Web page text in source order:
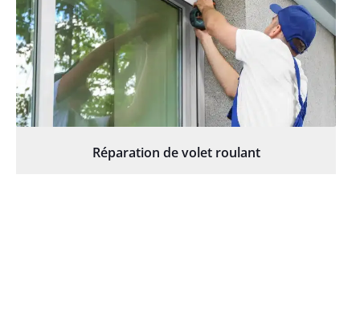
Réparation de volet roulant